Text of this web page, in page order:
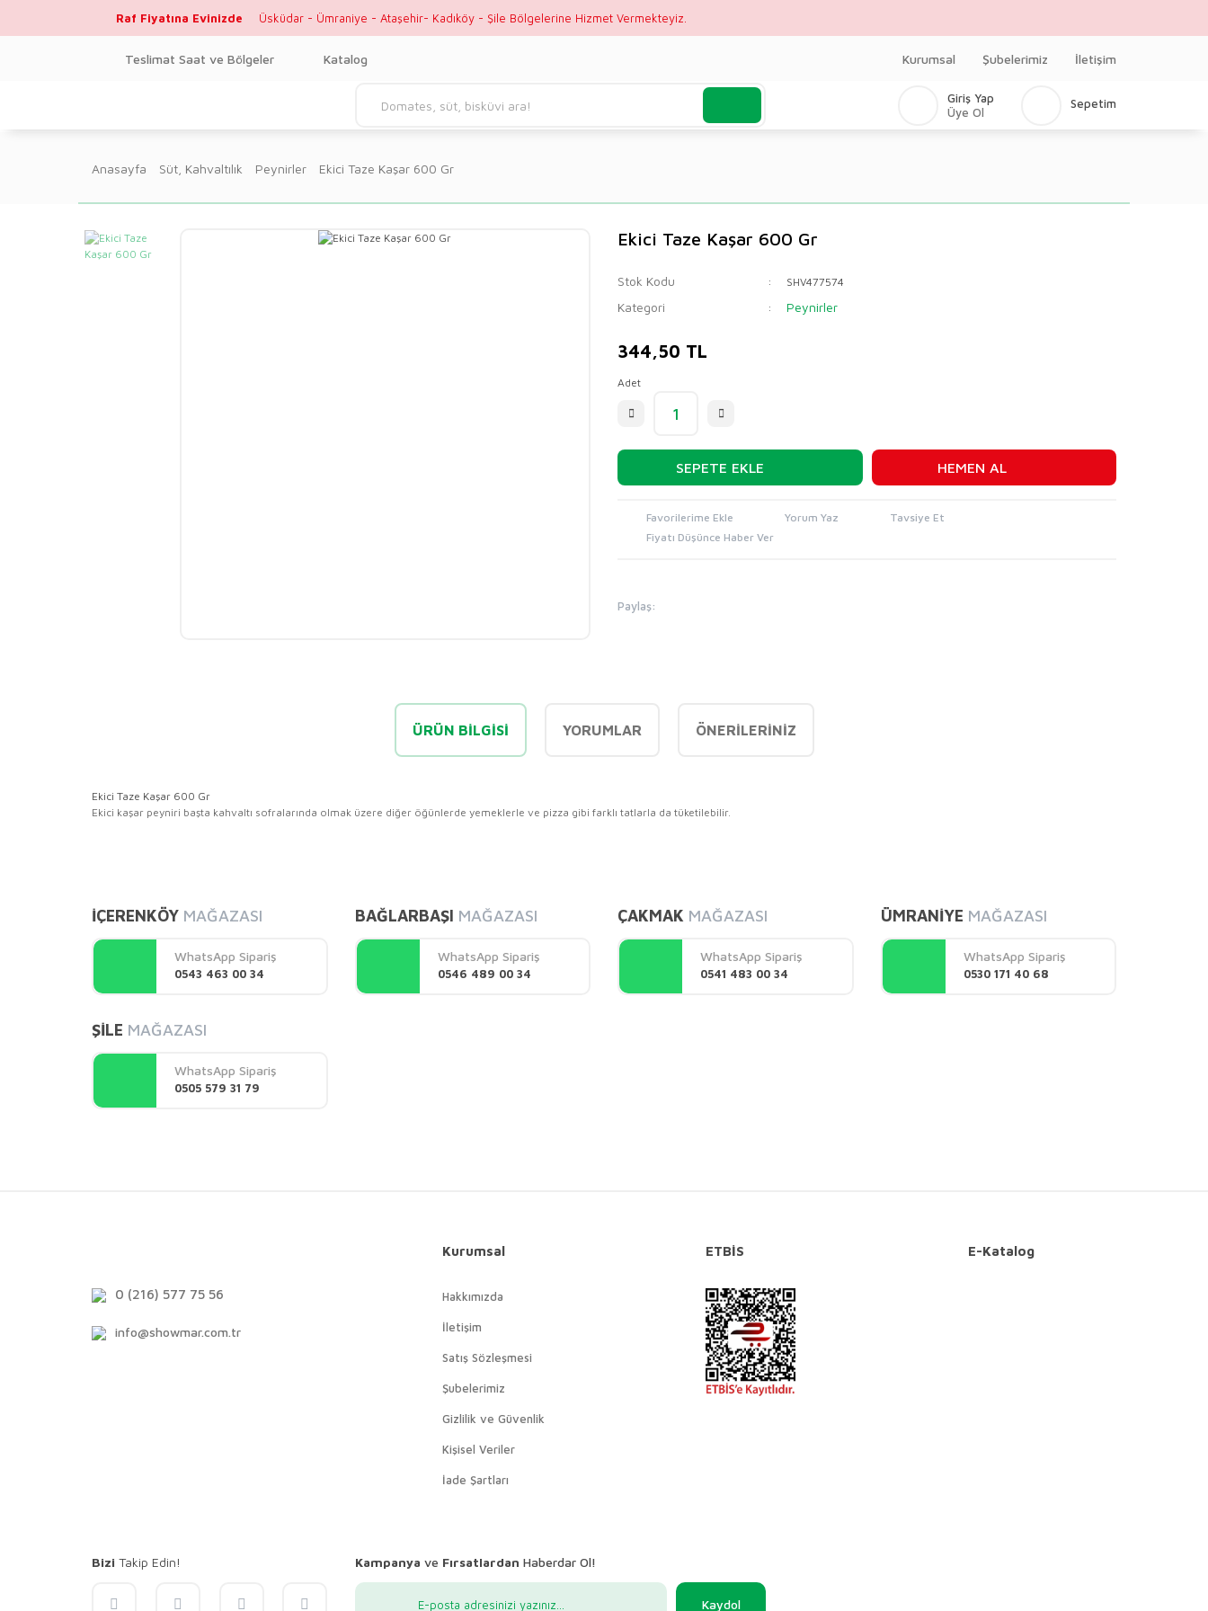
Raf Fiyatına Evinizde Üsküdar - Ümraniye - Ataşehir- Kadıköy - Şile Bölgelerine Hizmet Vermekteyiz.
Teslimat Saat ve Bölgeler Katalog Kurumsal Şubelerimiz İletişim
Giriş Yap
Üye Ol
Sepetim
Anasayfa Süt, Kahvaltılık Peynirler Ekici Taze Kaşar 600 Gr
Ekici Taze Kaşar 600 Gr
Stok Kodu SHV477574
Kategori Peynirler
344,50 TL
Adet
SEPETE EKLE HEMEN AL
Yorum Yaz
Tavsiye Et
Fiyatı Düşünce Haber Ver
Paylaş:
ÜRÜN BILGISI YORUMLAR ÖNERILERINIZ
Ekici Taze Kaşar 600 Gr
Ekici kaşar peyniri başta kahvaltı sofralarında olmak üzere diğer öğünlerde yemeklerle ve pizza gibi farklı tatlarla da tüketilebilir.
Yorum Yaz
Ürün resmi kalitesiz, bozuk veya görüntülenemiyor.
Ürün açıklamasında eksik bilgiler bulunuyor.
Ürün bilgilerinde hatalar bulunuyor.
Ürün fiyatı diğer sitelerden daha pahalı.
Bu ürüne benzer farklı alternatifler olmalı.
İÇERENKÖY MAĞAZASI
WhatsApp Sipariş
0543 463 00 34
BAĞLARBAŞI MAĞAZASI
WhatsApp Sipariş
0546 489 00 34
ÇAKMAK MAĞAZASI
WhatsApp Sipariş
0541 483 00 34
ÜMRANİYE MAĞAZASI
WhatsApp Sipariş
0530 171 40 68
ŞİLE MAĞAZASI
WhatsApp Sipariş
0505 579 31 79
0 (216) 577 75 56
info@showmar.com.tr
Kurumsal
Hakkımızda
İletişim
Satış Sözleşmesi
Şubelerimiz
Gizlilik ve Güvenlik
Kişisel Veriler
İade Şartları
ETBİS E-Katalog
Bizi Takip Edin! Kampanya ve Fırsatlardan Haberdar Ol!
Kaydol